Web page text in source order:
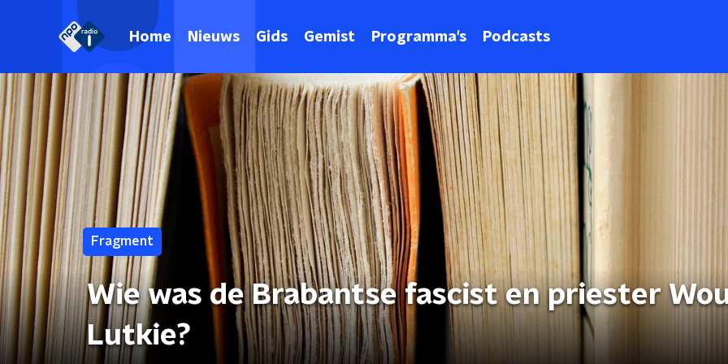
Home Nieuws Gids Gemist Programma's Podcasts
Fragment
Wie was de Brabantse fascist en priester
Lutkie?